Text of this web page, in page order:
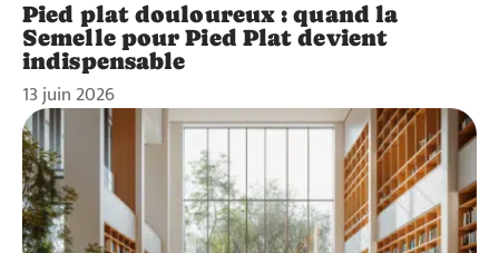
Pied plat douloureux : quand la
Semelle pour Pied Plat devient
indispensable
13 juin 2026